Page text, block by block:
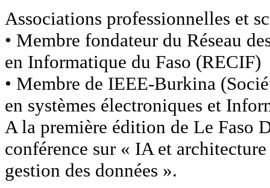
Associations professionnelles et
• Membre fondateur du Réseau
en Informatique du Faso (RECIF)
• Membre de IEEE-Burkina
en systèmes électroniques et
A la première édition de Le Faso
conférence sur « IA et
gestion des données ».